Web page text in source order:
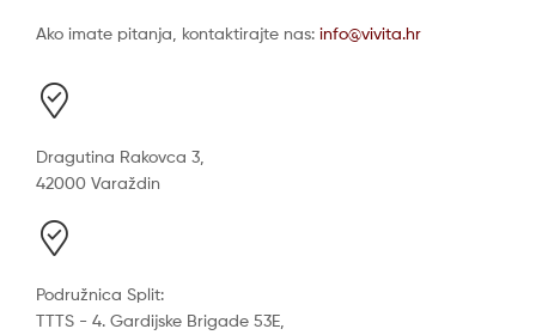
Ako imate pitanja, kontaktirajte nas: info@vivita.hr
Dragutina Rakovca 3,
42000 Varaždin
Podružnica Split:
TTTS - 4. Gardijske Brigade 53E,